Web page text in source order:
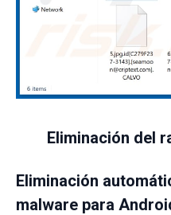
Eliminación del
Eliminación
malware para